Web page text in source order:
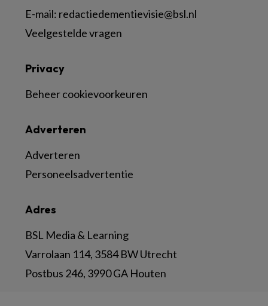
E-mail: redactiedementievisie@bsl.nl
Veelgestelde vragen
Adres
BSL Media & Learning
Varrolaan 114, 3584 BW Utrecht
Postbus 246, 3990 GA Houten
Adverteren
Adverteren
Personeelsadvertentie
Privacy
Beheer cookievoorkeuren